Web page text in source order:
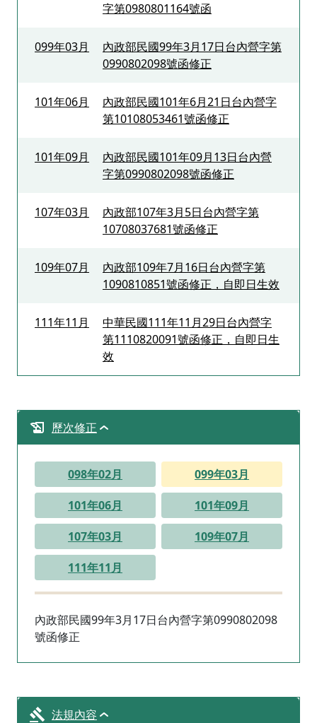
字第0980801164號函
099年03月
內政部民國99年3月17日台內營字第
0990802098號函修正
101年06月
內政部民國101年6月21日台內營字
第10108053461號函修正
101年09月
內政部民國101年09月13日台內營
字第0990802098號函修正
107年03月
內政部107年3月5日台內營字第
10708037681號函修正
109年07月
內政部109年7月16日台內營字第
1090810851號函修正，自即日生效
111年11月
中華民國111年11月29日台內營字
第1110820091號函修正，自即日生
效
歷次修正
098年02月
099年03月
101年06月
101年09月
107年03月
109年07月
111年11月
內政部民國99年3月17日台內營字第0990802098
號函修正
法規內容